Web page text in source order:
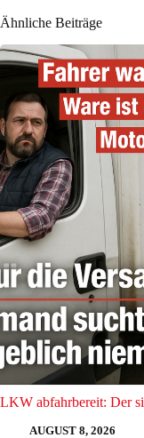
Ähnliche Beiträge
LKW abfahrbereit: Der
AUGUST 8, 2026